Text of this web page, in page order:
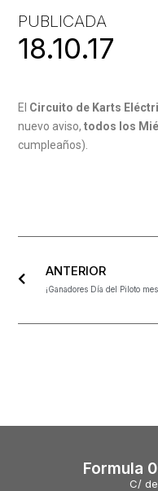
PUBLICADA
18.10.17
El Circuito de Karts
nuevo aviso,todos los
cumpleaños).
ANTERIOR
Formula
C/